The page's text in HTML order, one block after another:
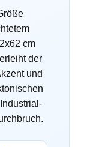
cm
der
und